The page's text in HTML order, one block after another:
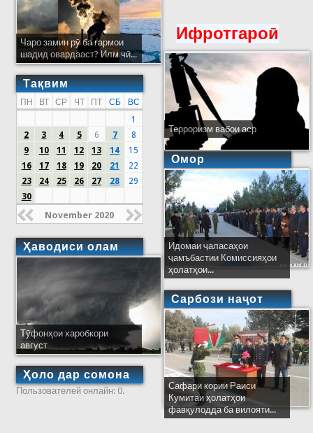
Чаро замин рӯ ба гармои
шадид овардааст? Илм чӣ...
Тақвим
ПН ВТ СР ЧТ ПТ СБ
ВС
1
2
3 4 5 6 7
8
9
10 11 12 13 14
15
16
17 18 19 20 21
22
23
24 25 26 27 28
29
30
November 2020
Ҳаводиси олам
Тӯфонҳои харобкори
август
Ҳоло дар сомона
Пользователей онлайн: 0.
Ифротгароӣ
Терроризм вабои аср
Омор
Идомаи ҷаласаҳои
ҷамъбастии Комиссияҳои
ҳолатҳои...
Сарбози наҷот
Сафари кории Раиси
Кумитаи ҳолатҳои
фавқулодда ба вилояти...